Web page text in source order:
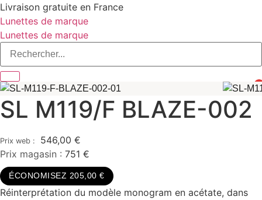
Aller
au
contenu
Livraison gratuite en France
Lunettes de marque
Lunettes de marque
0
SL M119/F BLAZE-002
546,00 €
Prix magasin : 751 €
ÉCONOMISEZ 205,00 €
Réinterprétation du modèle monogram en acétate, dans